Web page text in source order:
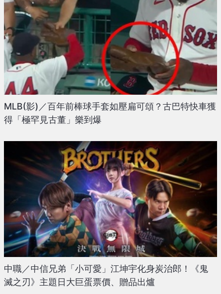
MLB(影)／百年前棒球手套如壓扁可頌？古巴特快車獲
得「極罕見古董」樂到爆
中職／中信兄弟「小可愛」江坤宇化身炭治郎！《鬼
滅之刃》主題日大巨蛋票價、贈品出爐